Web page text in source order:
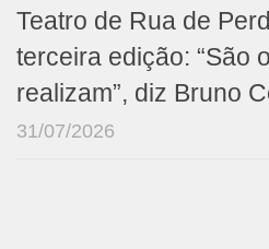
Teatro de Rua de
terceira edição: “São
realizam”, diz Bruno
31/07/2026